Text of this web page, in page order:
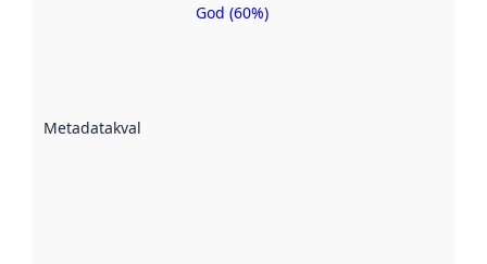
Metadatakvalitet
Metadatakvalitet
God (60%)